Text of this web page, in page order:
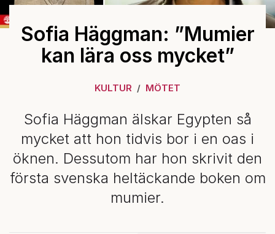
Sofia Häggman: ”Mumier
kan lära oss mycket”
KULTUR MÖTET
Sofia Häggman älskar Egypten så
mycket att hon tidvis bor i en oas i
öknen. Dessutom har hon skrivit den
första svenska heltäckande boken om
mumier.